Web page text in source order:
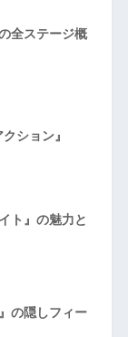
全ステージ概
ション』
ト』の魅力と
の隠しフィー